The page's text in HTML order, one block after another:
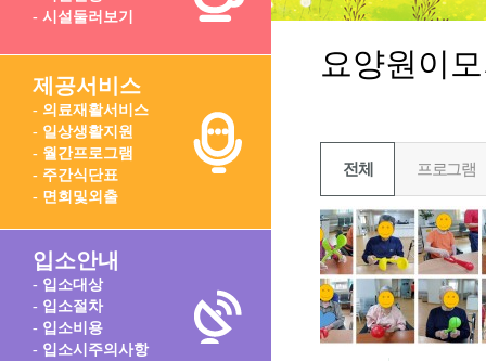
- 시설둘러보기
제공서비스
- 의료재활서비스
- 일상생활지원
- 월간프로그램
- 주간식단표
- 면회및외출
입소안내
- 입소대상
- 입소절차
- 입소비용
- 입소시주의사항
요양원이
전체 프로그램